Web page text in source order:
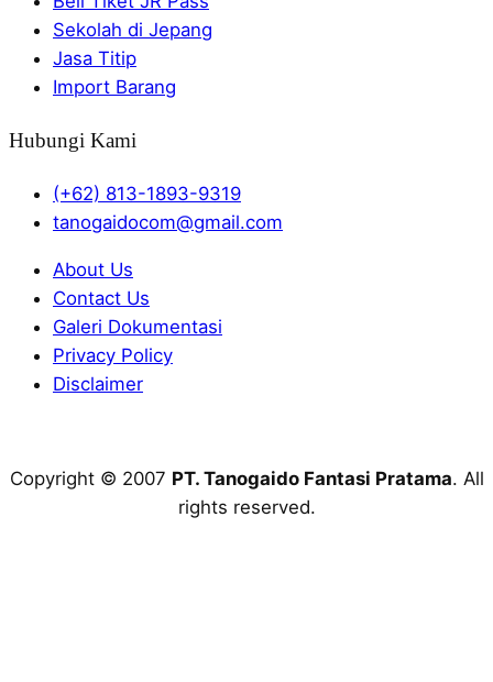
Sekolah di Jepang
Jasa Titip
Import Barang
Hubungi Kami
(+62) 813-1893-9319
tanogaidocom@gmail.com
About Us
Contact Us
Galeri Dokumentasi
Privacy Policy
Disclaimer
Copyright © 2007 PT. Tanogaido Fantasi Pratama. All
rights reserved.